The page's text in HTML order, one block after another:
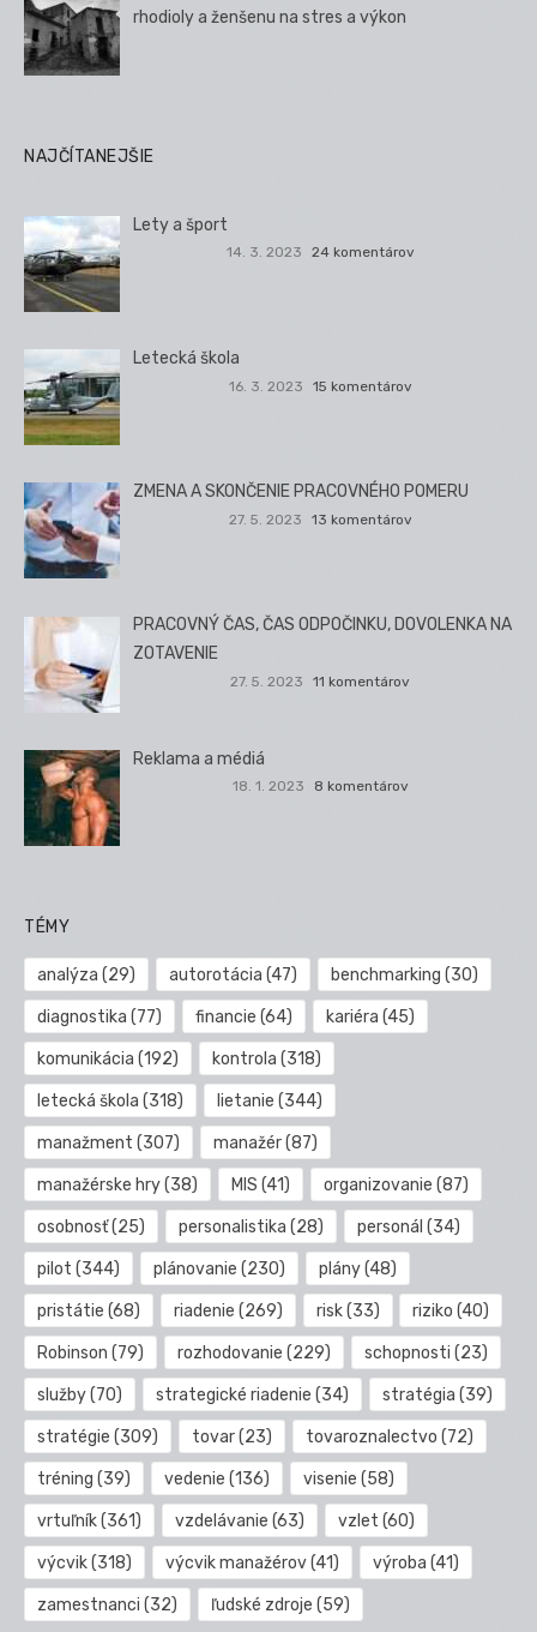
rhodioly a ženšenu na stres a výkon
NAJČÍTANEJŠIE
Lety a šport
14. 3. 2023 24 komentárov
Letecká škola
16. 3. 2023 15 komentárov
ZMENA A SKONČENIE PRACOVNÉHO POMERU
27. 5. 2023 13 komentárov
PRACOVNÝ ČAS, ČAS ODPOČINKU, DOVOLENKA NA
ZOTAVENIE
27. 5. 2023 11 komentárov
Reklama a médiá
18. 1. 2023 8 komentárov
TÉMY
analýza (29) autorotácia (47) benchmarking (30)
diagnostika (77) financie (64) kariéra (45)
komunikácia (192) kontrola (318)
letecká škola (318) lietanie (344)
manažment (307) manažér(87)
manažérske hry(38) MIS (41) organizovanie (87)
osobnosť(25) personalistika (28) personál (34)
pilot (344) plánovanie (230) plány(48)
pristátie (68) riadenie (269) risk(33) riziko (40)
Robinson (79) rozhodovanie (229) schopnosti (23)
služby(70) strategické riadenie (34) stratégia (39)
stratégie (309) tovar(23) tovaroznalectvo (72)
tréning (39) vedenie (136) visenie (58)
vrtuľník(361) vzdelávanie (63) vzlet (60)
výcvik(318) výcvik manažérov(41) výroba (41)
zamestnanci (32) ľudské zdroje (59)